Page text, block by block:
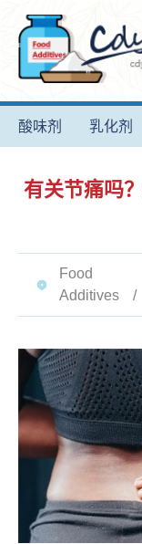
酸味剂 乳化剂
有关节痛吗
Food
Additives